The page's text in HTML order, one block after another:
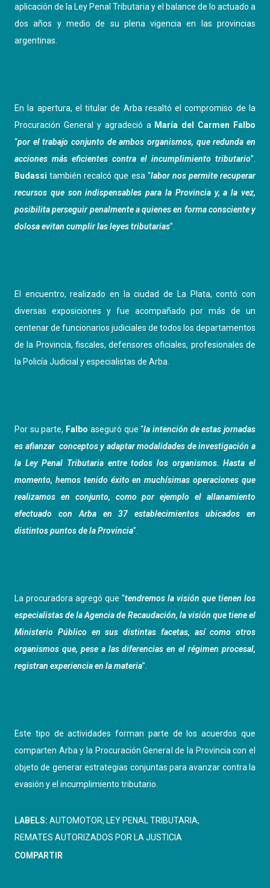
aplicación de la Ley Penal Tributaria y el balance de lo actuado a
dos años y medio de su plena vigencia en las provincias
argentinas.
​En la apertura, el titular de Arba resaltó el compromiso de la
Procuración General y agradeció a María del Carmen Falbo
“por el trabajo conjunto de ambos organismos, que redunda en
acciones más eficientes contra el incumplimiento tributario”.
Budassi también recalcó que esa “labor nos permite recuperar
recursos que son indispensables para la Provincia y, a la vez,
posibilita perseguir penalmente a quienes en forma consciente y
dolosa evitan cumplir las leyes tributarias”.
El encuentro, realizado en la ciudad de La Plata, contó con
diversas exposiciones y fue acompañado por más de un
centenar de funcionarios judiciales de todos los departamentos
de la Provincia, fiscales, defensores oficiales, profesionales de
la Policía Judicial y especialistas de Arba.
Por su parte, Falbo aseguró que “la intención de estas jornadas
es afianzar conceptos y adaptar modalidades de investigación a
la Ley Penal Tributaria entre todos los organismos. Hasta el
momento, hemos tenido éxito en muchísimas operaciones que
realizamos en conjunto, como por ejemplo el allanamiento
efectuado con Arba en 37 establecimientos ubicados en
distintos puntos de la Provincia”.
La procuradora agregó que “tendremos la visión que tienen los
especialistas de la Agencia de Recaudación, la visión que tiene el
Ministerio Público en sus distintas facetas, así como otros
organismos que, pese a las diferencias en el régimen procesal,
registran experiencia en la materia”.
Este tipo de actividades forman parte de los acuerdos que
comparten Arba y la Procuración General de la Provincia con el
objeto de generar estrategias conjuntas para avanzar contra la
evasión y el incumplimiento tributario.
LABELS: AUTOMOTOR LEY PENAL TRIBUTARIA
REMATES AUTORIZADOS POR LA JUSTICIA
COMPARTIR